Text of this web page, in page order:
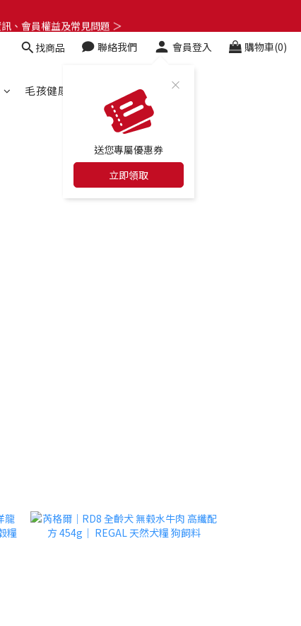
找商品 聯絡我們 會員登入
送您專屬優惠券
立即領取
購物車(0)
毛孩健康百科
合作店家